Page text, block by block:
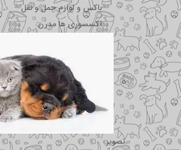
باکس و لوازم حمل و نقل
اکسسوری ها مدرن
تصویر